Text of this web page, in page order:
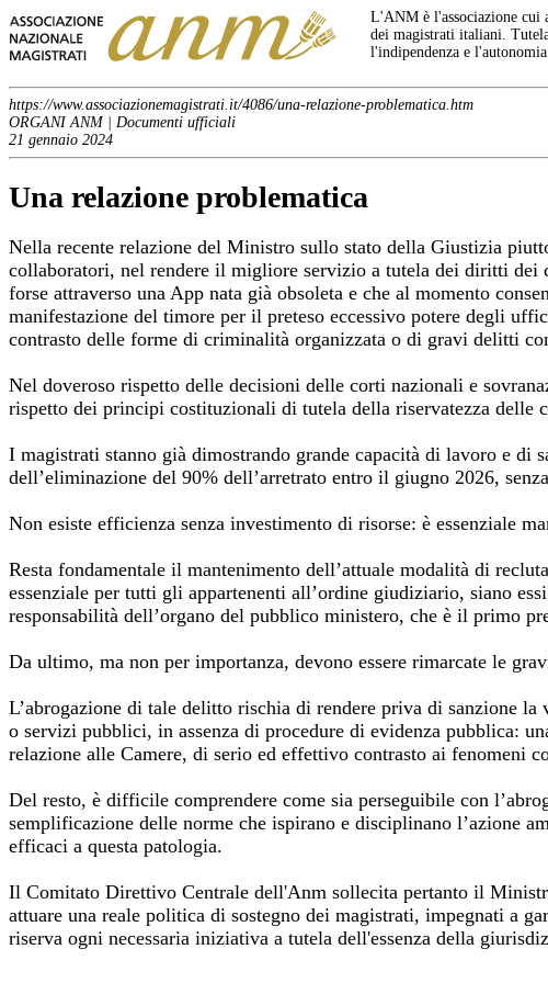
L'ANM è l'associazione cui
dei magistrati italiani.
l'indipendenza e
https://www.associazionemagistrati.it/4086/una-relazione-problematica.htm
ORGANI ANM | Documenti ufficiali
21 gennaio 2024
Una relazione problematica
Nella recente relazione del Ministro sullo stato della Giustizia
collaboratori, nel rendere il migliore servizio a tutela dei diritti dei
forse attraverso una App nata già obsoleta e che al momento
manifestazione del timore per il preteso eccessivo potere degli
contrasto delle forme di criminalità organizzata o di gravi delitti
Nel doveroso rispetto delle decisioni delle corti nazionali e
rispetto dei principi costituzionali di tutela della riservatezza delle
I magistrati stanno già dimostrando grande capacità di lavoro e
dell’eliminazione del 90% dell’arretrato entro il giugno 2026,
Non esiste efficienza senza investimento di risorse: è essenziale
Resta fondamentale il mantenimento dell’attuale modalità di
essenziale per tutti gli appartenenti all’ordine giudiziario, siano
responsabilità dell’organo del pubblico ministero, che è il primo
Da ultimo, ma non per importanza, devono essere rimarcate le
L’abrogazione di tale delitto rischia di rendere priva di sanzione
o servizi pubblici, in assenza di procedure di evidenza pubblica:
relazione alle Camere, di serio ed effettivo contrasto ai fenomeni
Del resto, è difficile comprendere come sia perseguibile con
semplificazione delle norme che ispirano e disciplinano l’azione
efficaci a questa patologia.
Il Comitato Direttivo Centrale dell'Anm sollecita pertanto il
attuare una reale politica di sostegno dei magistrati, impegnati a
riserva ogni necessaria iniziativa a tutela dell'essenza della